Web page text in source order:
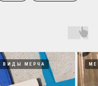
ВИДЫ МЕРЧА